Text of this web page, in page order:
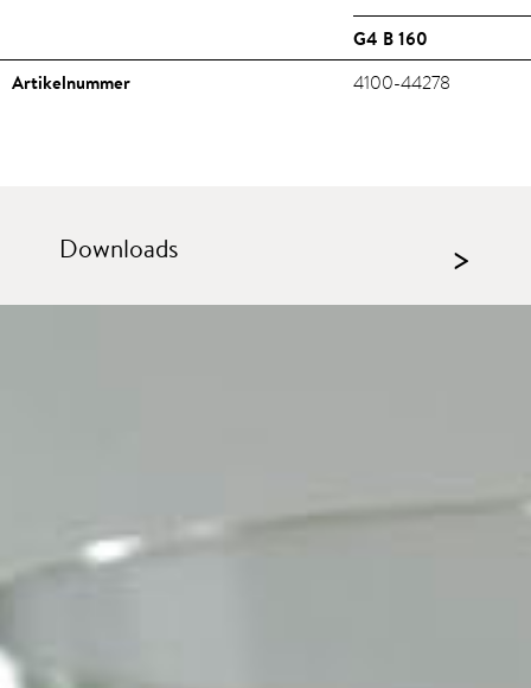
G4 B 160
Artikelnummer
4100-44278
Downloads >